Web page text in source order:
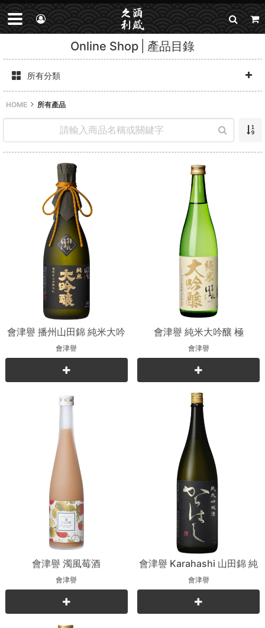
Online Shop 產品目錄
所有分類
HOME 所有產品
會津譽 播州山田錦 純米大吟
釀
會津譽
會津譽 純米大吟釀 極
會津譽
會津譽 濁風莓酒
會津譽
會津譽 Karahashi 山田錦 純
米吟釀
會津譽